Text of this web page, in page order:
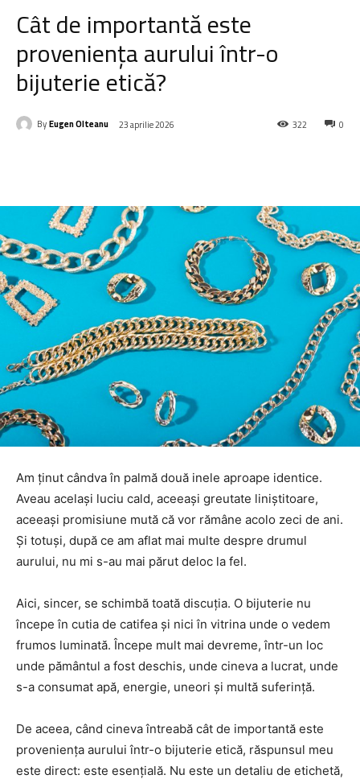
Cât de importantă este
proveniența aurului într-o
bijuterie etică?
ByEugen Olteanu 23 aprilie 2026 0
322
Am ținut cândva în palmă două inele aproape identice.
Aveau același luciu cald, aceeași greutate liniștitoare,
aceeași promisiune mută că vor rămâne acolo zeci de ani.
Și totuși, după ce am aflat mai multe despre drumul
aurului, nu mi s-au mai părut deloc la fel.
Aici, sincer, se schimbă toată discuția. O bijuterie nu
începe în cutia de catifea și nici în vitrina unde o vedem
frumos luminată. Începe mult mai devreme, într-un loc
unde pământul a fost deschis, unde cineva a lucrat, unde
s-a consumat apă, energie, uneori și multă suferință.
De aceea, când cineva întreabă cât de importantă este
proveniența aurului într-o bijuterie etică, răspunsul meu
este direct: este esențială. Nu este un detaliu de etichetă,